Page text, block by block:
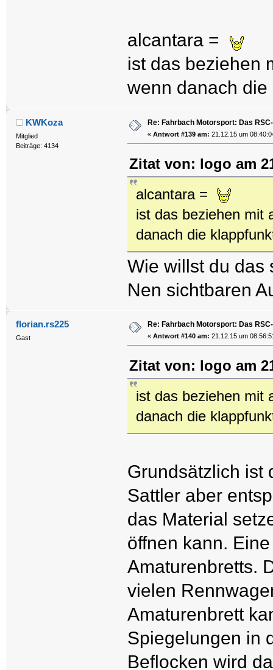
alcantara =
ist das beziehen
wenn danach
KWKoza
Mitglied
Beiträge: 4134
Re: Fahrbach Motorsport: Das
« Antwort #139 am: 21.12.15 um
Zitat von: logo am
alcantara =
ist das beziehen mit
danach die
Wie willst du das
Nen sichtbaren
florian.rs225
Gast
Re: Fahrbach Motorsport: Das
« Antwort #140 am: 21.12.15 um
Zitat von: logo am
ist das beziehen mit
danach die
Grundsätzlich ist
Sattler aber
das Material
öffnen kann.
Amaturenbretts.
vielen
Amaturenbrett
Spiegelungen in
Beflocken wird